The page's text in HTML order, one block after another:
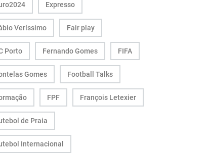
Expresso
Veríssimo Fair play
Porto Fernando Gomes FIFA
Gomes Football Talks
FPF François Letexier
de Praia
Internacional